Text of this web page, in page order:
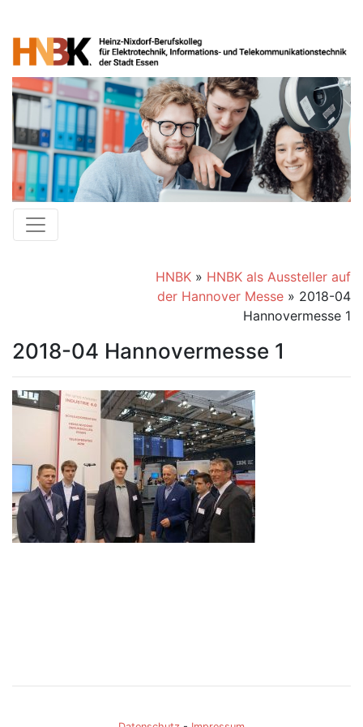
HNBK» HNBK als Aussteller auf
der Hannover Messe» 2018-04
Hannovermesse 1
2018-04 Hannovermesse 1